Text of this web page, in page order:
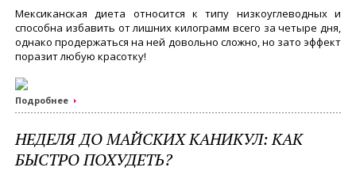
Мексиканская диета относится к типу низкоуглеводных и
способна избавить от лишних килограмм всего за четыре дня,
однако продержаться на ней довольно сложно, но зато эффект
поразит любую красотку!
Подробнее
НЕДЕЛЯ ДО МАЙСКИХ КАНИКУЛ: КАК
БЫСТРО ПОХУДЕТЬ?